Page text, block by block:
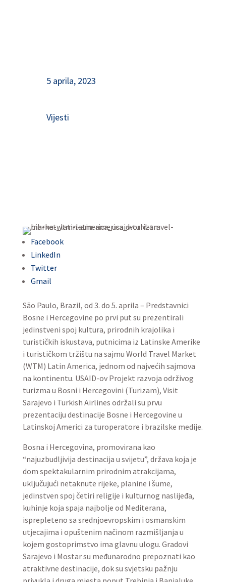
5 aprila, 2023
Vijesti
Facebook
LinkedIn
Twitter
Gmail
São Paulo, Brazil, od 3. do 5. aprila – Predstavnici
Bosne i Hercegovine po prvi put su prezentirali
jedinstveni spoj kultura, prirodnih krajolika i
turističkih iskustava, putnicima iz Latinske Amerike
i turističkom tržištu na sajmu World Travel Market
(WTM) Latin America, jednom od najvećih sajmova
na kontinentu. USAID-ov Projekt razvoja održivog
turizma u Bosni i Hercegovini (Turizam), Visit
Sarajevo i Turkish Airlines održali su prvu
prezentaciju destinacije Bosne i Hercegovine u
Latinskoj Americi za turoperatore i brazilske medije.
Bosna i Hercegovina, promovirana kao
“najuzbudljivija destinacija u svijetu”, država koja je
dom spektakularnim prirodnim atrakcijama,
uključujući netaknute rijeke, planine i šume,
jedinstven spoj četiri religije i kulturnog naslijeđa,
kuhinje koja spaja najbolje od Mediterana,
isprepleteno sa srednjoevropskim i osmanskim
utjecajima i opuštenim načinom razmišljanja u
kojem gostoprimstvo ima glavnu ulogu. Gradovi
Sarajevo i Mostar su međunarodno prepoznati kao
atraktivne destinacije, dok su svjetsku pažnju